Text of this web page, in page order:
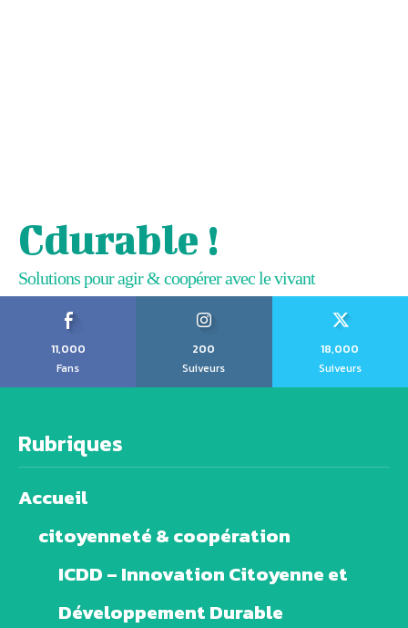
Cdurable !
Solutions pour agir & coopérer avec le vivant
11,000
Fans
200
Suiveurs
18,000
Suiveurs
Rubriques
Accueil
citoyenneté & coopération
ICDD – Innovation Citoyenne et
Développement Durable